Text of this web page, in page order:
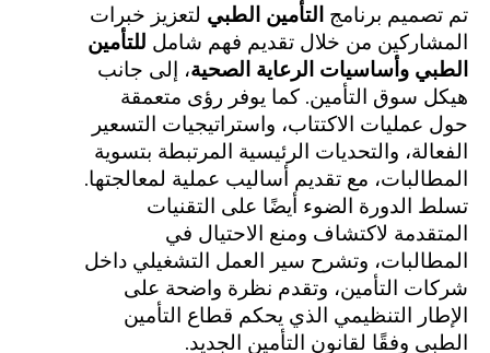
تم تصميم برنامج التأمين الطبي لتعزيز خبرات
المشاركين من خلال تقديم فهم شامل للتأمين
الطبي وأساسيات الرعاية الصحية، إلى جانب
هيكل سوق التأمين. كما يوفر رؤى متعمقة
حول عمليات الاكتتاب، واستراتيجيات التسعير
الفعالة، والتحديات الرئيسية المرتبطة بتسوية
المطالبات، مع تقديم أساليب عملية لمعالجتها.
تسلط الدورة الضوء أيضًا على التقنيات
المتقدمة لاكتشاف ومنع الاحتيال في
المطالبات، وتشرح سير العمل التشغيلي داخل
شركات التأمين، وتقدم نظرة واضحة على
الإطار التنظيمي الذي يحكم قطاع التأمين
الطبي وفقًا لقانون التأمين الجديد.